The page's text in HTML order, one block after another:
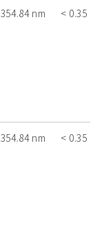
354.84 nm < 0.35
354.84 nm < 0.35